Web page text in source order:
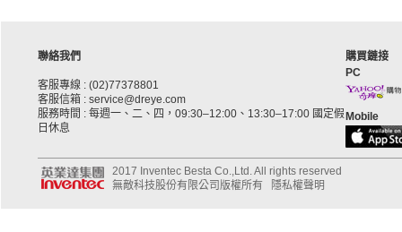
聯絡我們
客服專線 : (02)77378801
客服信箱 : service@dreye.com
服務時間 : 每週一、二、四，09:30–12:00、13:30–17:00 國定假
日休息
購買鏈接
PC
Mobile
2017 Inventec Besta Co.,Ltd. All rights reserved
無敵科技股份有限公司版權所有
隱私權聲明